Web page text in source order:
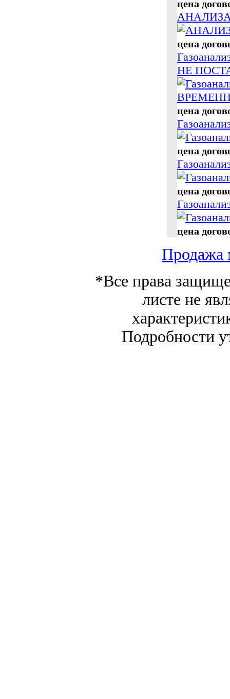
цена
цена
НЕ
цена
цена
цена
цена
Продажа
*Все права
листе не
Подробности